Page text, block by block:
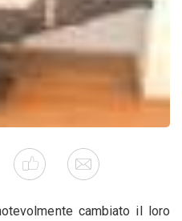
cambiato il loro